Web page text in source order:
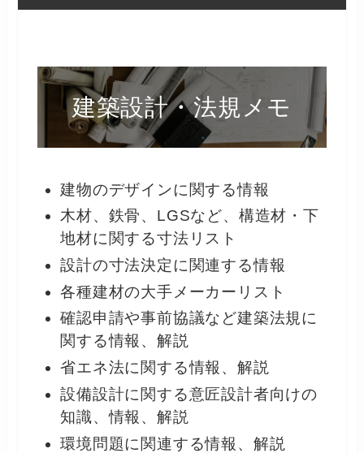
建築設計・法規メモ
建物のデザインに関する情報
木材、鉄骨、LGSなど、構造材・下
地材に関する寸法リスト
設計の寸法決定に関連する情報
各種建材の大手メーカーリスト
確認申請や事前協議など建築法規に
関する情報、解説
省エネ法に関する情報、解説
設備設計に関する意匠設計者向けの
知識、情報、解説
環境問題に関連する情報、解説